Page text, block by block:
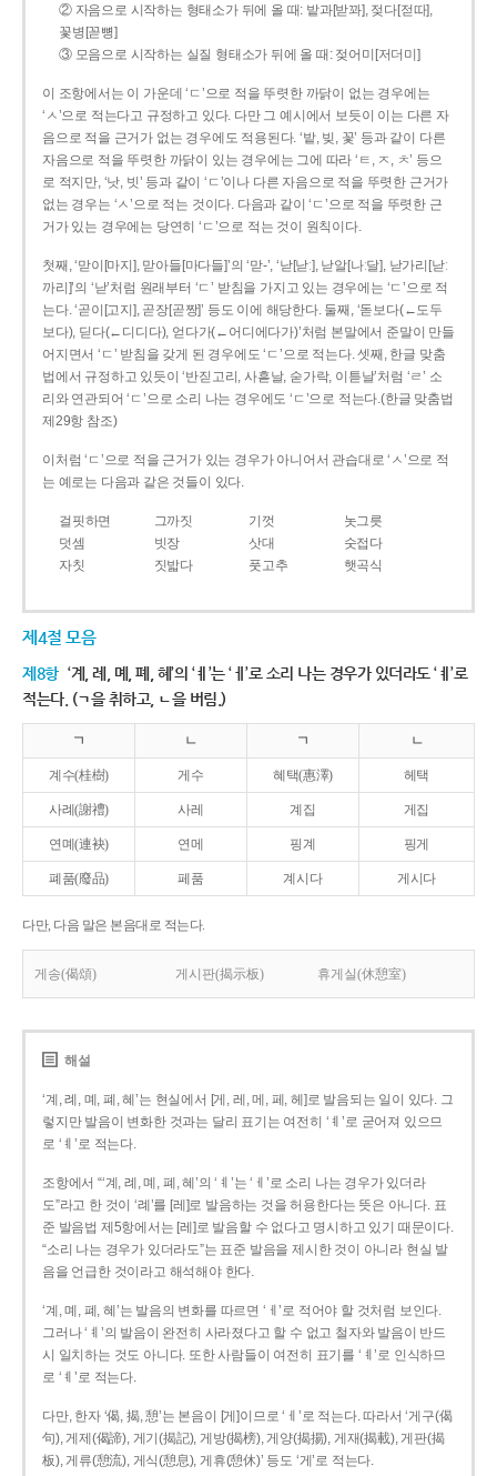
② 자음으로 시작하는 형태소가 뒤에 올 때: 밭과[받꽈], 젖다[젇따],
꽃병[꼳뼝]
③ 모음으로 시작하는 실질 형태소가 뒤에 올 때: 젖어미[저더미]
이 조항에서는 이 가운데 ‘ㄷ’으로 적을 뚜렷한 까닭이 없는 경우에는
‘ㅅ’으로 적는다고 규정하고 있다. 다만 그 예시에서 보듯이 이는 다른 자
음으로 적을 근거가 없는 경우에도 적용된다. ‘밭, 빚, 꽃’ 등과 같이 다른
자음으로 적을 뚜렷한 까닭이 있는 경우에는 그에 따라 ‘ㅌ, ㅈ, ㅊ’ 등으
로 적지만, ‘낫, 빗’ 등과 같이 ‘ㄷ’이나 다른 자음으로 적을 뚜렷한 근거가
없는 경우는 ‘ㅅ’으로 적는 것이다. 다음과 같이 ‘ㄷ’으로 적을 뚜렷한 근
거가 있는 경우에는 당연히 ‘ㄷ’으로 적는 것이 원칙이다.
첫째, ‘맏이[마지], 맏아들[마다들]’의 ‘맏-’, ‘낟[낟ː], 낟알[나ː달], 낟가리[낟ː
까리]’의 ‘낟’처럼 원래부터 ‘ㄷ’ 받침을 가지고 있는 경우에는 ‘ㄷ’으로 적
는다. ‘곧이[고지], 곧장[곧짱]’ 등도 이에 해당한다. 둘째, ‘돋보다(←도두
보다), 딛다(←디디다), 얻다가(←어디에다가)’처럼 본말에서 준말이 만들
어지면서 ‘ㄷ’ 받침을 갖게 된 경우에도 ‘ㄷ’으로 적는다. 셋째, 한글 맞춤
법에서 규정하고 있듯이 ‘반짇고리, 사흗날, 숟가락, 이튿날’처럼 ‘ㄹ’ 소
리와 연관되어 ‘ㄷ’으로 소리 나는 경우에도 ‘ㄷ’으로 적는다.(한글 맞춤법
제29항 참조)
이처럼 ‘ㄷ’으로 적을 근거가 있는 경우가 아니어서 관습대로 ‘ㅅ’으로 적
는 예로는 다음과 같은 것들이 있다.
걸핏하면 그까짓 기껏
놋그릇
덧셈
빗장 삿대
숫접다
자칫
짓밟다 풋고추 햇곡식
제4절 모음
제8항 ‘계, 례, 몌, 폐, 혜’의 ‘ㅖ’는 ‘ㅔ’로 소리 나는 경우가 있더라도 ‘ㅖ’로
적는다. (ㄱ을 취하고, ㄴ을 버림.)
ㄱ ㄴ ㄱ ㄴ
계수(桂樹) 게수 혜택(惠澤) 헤택
사례(謝禮) 사레 계집 게집
연몌(連袂) 연메 핑계 핑게
폐품(廢品) 페품 계시다 게시다
다만, 다음 말은 본음대로 적는다.
게송(偈頌) 게시판(揭示板) 휴게실(休憩室)
해설
‘계, 례, 몌, 폐, 혜’는 현실에서 [게, 레, 메, 페, 헤]로 발음되는 일이 있다. 그
렇지만 발음이 변화한 것과는 달리 표기는 여전히 ‘ㅖ’로 굳어져 있으므
로 ‘ㅖ’로 적는다.
조항에서 “‘계, 례, 몌, 폐, 혜’의 ‘ㅖ’는 ‘ㅔ’로 소리 나는 경우가 있더라
도”라고 한 것이 ‘례’를 [레]로 발음하는 것을 허용한다는 뜻은 아니다. 표
준 발음법 제5항에서는 [레]로 발음할 수 없다고 명시하고 있기 때문이다.
“소리 나는 경우가 있더라도”는 표준 발음을 제시한 것이 아니라 현실 발
음을 언급한 것이라고 해석해야 한다.
‘계, 몌, 폐, 혜’는 발음의 변화를 따르면 ‘ㅔ’로 적어야 할 것처럼 보인다.
그러나 ‘ㅖ’의 발음이 완전히 사라졌다고 할 수 없고 철자와 발음이 반드
시 일치하는 것도 아니다. 또한 사람들이 여전히 표기를 ‘ㅖ’로 인식하므
로 ‘ㅖ’로 적는다.
다만, 한자 ‘偈, 揭, 憩’는 본음이 [게]이므로 ‘ㅔ’로 적는다. 따라서 ‘게구(偈
句), 게제(偈諦), 게기(揭記), 게방(揭榜), 게양(揭揚), 게재(揭載), 게판(揭
板), 게류(憩流), 게식(憩息), 게휴(憩休)’ 등도 ‘게’로 적는다.